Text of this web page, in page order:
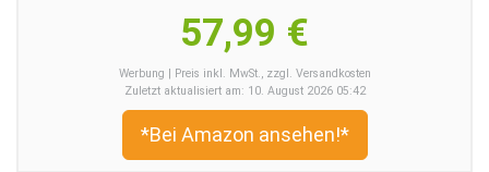
57,99 €
Werbung | Preis inkl. MwSt., zzgl. Versandkosten
Zuletzt aktualisiert am: 10. August 2026 05:42
*Bei Amazon ansehen!*